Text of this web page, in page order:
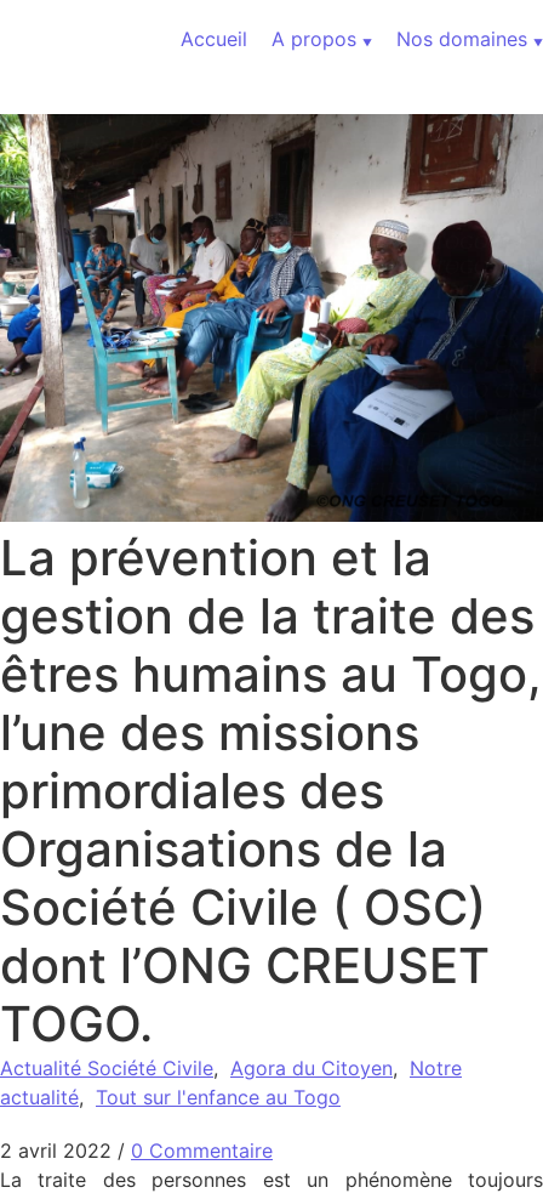
Accueil
A propos Nos domaines
La prévention et la
gestion de la traite des
êtres humains au Togo,
l’une des missions
primordiales des
Organisations de la
Société Civile ( OSC)
dont l’ONG CREUSET
TOGO.
Actualité Société Civile, Agora du Citoyen, Notre
actualité, Tout sur l'enfance au Togo
2 avril 2022 / 0 Commentaire
La traite des personnes est un phénomène toujours